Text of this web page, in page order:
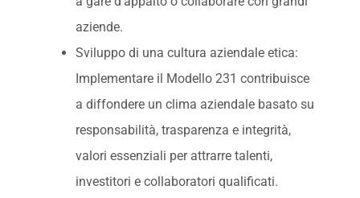
aziende.
Sviluppo di una cultura aziendale etica:
Implementare il Modello 231 contribuisce
a diffondere un clima aziendale basato su
responsabilità, trasparenza e integrità,
valori essenziali per attrarre talenti,
investitori e collaboratori qualificati.